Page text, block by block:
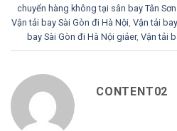
chuyển hàng không tại sân bay Tân
Vận tải bay Sài Gòn đi Hà Nội, Vận tải
bay Sài Gòn đi Hà Nội giảer, Vận tải
CONTENT02